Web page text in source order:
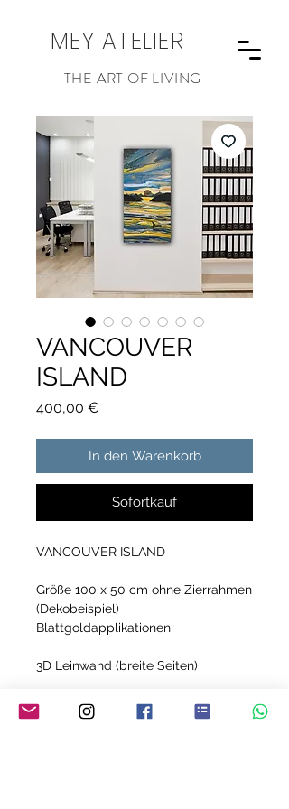
MEY ATELIER
THE ART OF LIVING
VANCOUVER
ISLAND
400,00 €
In den Warenkorb
Sofortkauf
VANCOUVER ISLAND
Größe 100 x 50 cm ohne Zierrahmen
(Dekobeispiel)
Blattgoldapplikationen
3D Leinwand (breite Seiten)
Acrylmalerei auf Keilrahmen